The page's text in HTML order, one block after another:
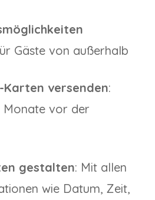
Gäste von außerhalb
versenden:
Monate vor der
gestalten: Mit allen
wie Datum, Zeit,